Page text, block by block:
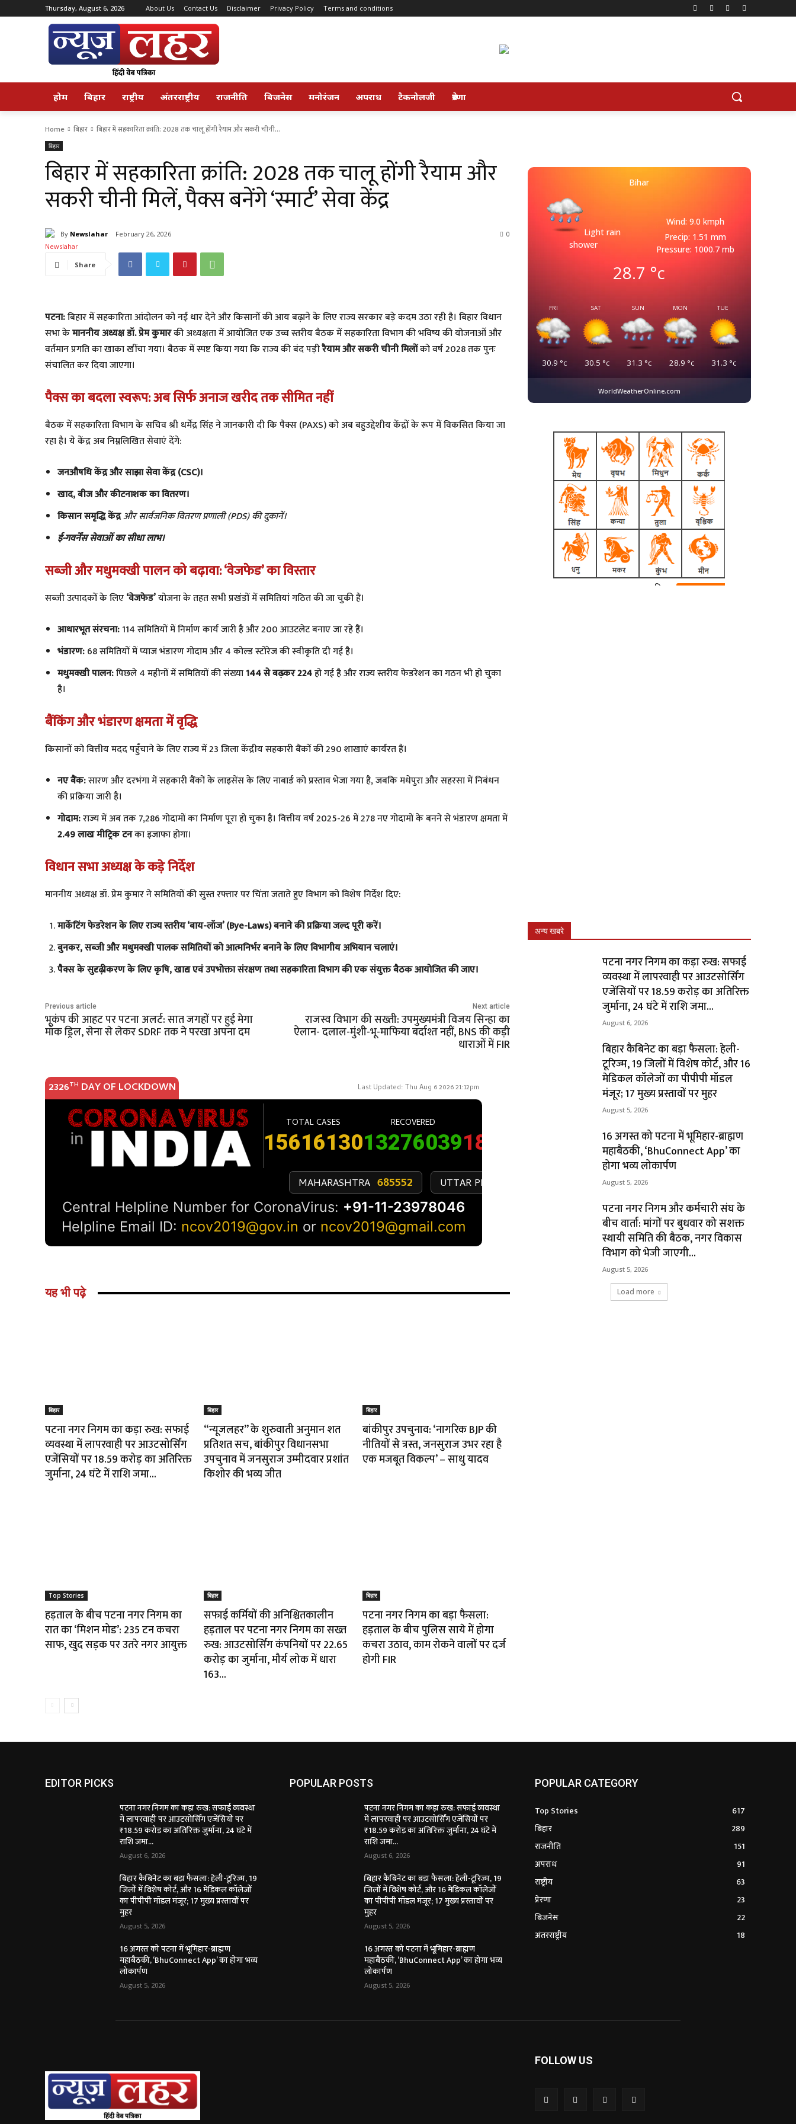
Thursday, August 6, 2026 About Us Contact Us Disclaimer Privacy Policy Terms and conditions
होम बिहार राष्ट्रीय अंतरराष्ट्रीय राजनीति बिजनेस मनोरंजन अपराध टैकनोलजी प्रेरणा
Home बिहार बिहार में सहकारिता क्रांति: 2028 तक चालू होंगी रैयाम और सकरी चीनी...
बिहार
बिहार में सहकारिता क्रांति: 2028 तक चालू होंगी रैयाम और
सकरी चीनी मिलें, पैक्स बनेंगे ‘स्मार्ट’ सेवा केंद्र
By Newslahar February 26, 2026 0
Share
पटना:बिहार में सहकारिता आंदोलन को नई धार देने और किसानों की आय बढ़ाने के लिए राज्य सरकार बड़े कदम उठा रही है। बिहार विधान
सभा केमाननीय अध्यक्ष डॉ. प्रेम कुमारकी अध्यक्षता में आयोजित एक उच्च स्तरीय बैठक में सहकारिता विभाग की भविष्य की योजनाओं और
वर्तमान प्रगति का खाका खींचा गया। बैठक में स्पष्ट किया गया कि राज्य की बंद पड़ीरैयाम और सकरी चीनी मिलोंको वर्ष 2028 तक पुनः
संचालित कर दिया जाएगा।
पैक्स का बदला स्वरूप: अब सिर्फ अनाज खरीद तक सीमित नहीं
​बैठक में सहकारिता विभाग के सचिव श्री धर्मेंद्र सिंह ने जानकारी दी कि पैक्स (PAXS) को अब बहुउद्देशीय केंद्रों के रूप में विकसित किया जा
रहा है। ये केंद्र अब निम्नलिखित सेवाएं देंगे:
जनऔषधि केंद्र और साझा सेवा केंद्र (CSC)।
खाद, बीज और कीटनाशक का वितरण।
किसान समृद्धि केंद्रऔर सार्वजनिक वितरण प्रणाली (PDS) की दुकानें।
​ई-गवर्नेंस सेवाओं का सीधा लाभ।
सब्जी और मधुमक्खी पालन को बढ़ावा: ‘वेजफेड’ का विस्तार
​सब्जी उत्पादकों के लिए‘वेजफेड’योजना के तहत सभी प्रखंडों में समितियां गठित की जा चुकी हैं।
आधारभूत संरचना:114 समितियों में निर्माण कार्य जारी है और 200 आउटलेट बनाए जा रहे हैं।
भंडारण:68 समितियों में प्याज भंडारण गोदाम और 4 कोल्ड स्टोरेज की स्वीकृति दी गई है।
मधुमक्खी पालन:पिछले 4 महीनों में समितियों की संख्या144 से बढ़कर 224हो गई है और राज्य स्तरीय फेडरेशन का गठन भी हो चुका
है।
बैंकिंग और भंडारण क्षमता में वृद्धि
​किसानों को वित्तीय मदद पहुँचाने के लिए राज्य में 23 जिला केंद्रीय सहकारी बैंकों की 290 शाखाएं कार्यरत हैं।
नए बैंक:सारण और दरभंगा में सहकारी बैंकों के लाइसेंस के लिए नाबार्ड को प्रस्ताव भेजा गया है, जबकि मधेपुरा और सहरसा में निबंधन
की प्रक्रिया जारी है।
गोदाम:राज्य में अब तक 7,286 गोदामों का निर्माण पूरा हो चुका है। वित्तीय वर्ष 2025-26 में 278 नए गोदामों के बनने से भंडारण क्षमता में
2.49 लाख मीट्रिक टनका इजाफा होगा।
विधान सभा अध्यक्ष के कड़े निर्देश
​माननीय अध्यक्ष डॉ. प्रेम कुमार ने समितियों की सुस्त रफ्तार पर चिंता जताते हुए विभाग को विशेष निर्देश दिए:
मार्केटिंग फेडरेशन के लिए राज्य स्तरीय ‘बाय-लॉज’ (Bye-Laws) बनाने की प्रक्रिया जल्द पूरी करें।
बुनकर, सब्जी और मधुमक्खी पालक समितियों को आत्मनिर्भर बनाने के लिए विभागीय अभियान चलाएं।
​पैक्स के सुदृढ़ीकरण के लिए कृषि, खाद्य एवं उपभोक्ता संरक्षण तथा सहकारिता विभाग की एक संयुक्त बैठक आयोजित की जाए।
Previous article
भूकंप की आहट पर पटना अलर्ट: सात जगहों पर हुई मेगा
मॉक ड्रिल, सेना से लेकर SDRF तक ने परखा अपना दम
Next article
राजस्व विभाग की सख्ती: उपमुख्यमंत्री विजय सिन्हा का
ऐलान- दलाल-मुंशी-भू-माफिया बर्दाश्त नहीं, BNS की कड़ी
धाराओं में FIR
यह भी पढ़े
बिहार
पटना नगर निगम का कड़ा रुख: सफाई
व्यवस्था में लापरवाही पर आउटसोर्सिंग
एजेंसियों पर ₹18.59 करोड़ का अतिरिक्त
जुर्माना, 24 घंटे में राशि जमा...
बिहार
“न्यूजलहर” के शुरुवाती अनुमान शत
प्रतिशत सच, बांकीपुर विधानसभा
उपचुनाव में जनसुराज उम्मीदवार प्रशांत
किशोर की भव्य जीत
बिहार
बांकीपुर उपचुनाव: ‘नागरिक BJP की
नीतियों से त्रस्त, जनसुराज उभर रहा है
एक मजबूत विकल्प’ – साधु यादव
Top Stories
हड़ताल के बीच पटना नगर निगम का
रात का ‘मिशन मोड’: 235 टन कचरा
साफ, खुद सड़क पर उतरे नगर आयुक्त
बिहार
सफाई कर्मियों की अनिश्चितकालीन
हड़ताल पर पटना नगर निगम का सख्त
रुख: आउटसोर्सिंग कंपनियों पर ₹22.65
करोड़ का जुर्माना, मौर्य लोक में धारा
163...
बिहार
पटना नगर निगम का बड़ा फैसला:
हड़ताल के बीच पुलिस साये में होगा
कचरा उठाव, काम रोकने वालों पर दर्ज
होगी FIR
Bihar
Light rain
shower
Wind: 9.0 kmph
Precip: 1.51 mm
Pressure: 1000.7 mb
28.7 °c
FRI
30.9 °c
SAT
30.5 °c
SUN
31.3 °c
MON
28.9 °c
TUE
31.3 °c
WorldWeatherOnline.com
अन्य खबरे
पटना नगर निगम का कड़ा रुख: सफाई
व्यवस्था में लापरवाही पर आउटसोर्सिंग
एजेंसियों पर ₹18.59 करोड़ का अतिरिक्त
जुर्माना, 24 घंटे में राशि जमा...
August 6, 2026
बिहार कैबिनेट का बड़ा फैसला: हेली-
टूरिज्म, 19 जिलों में विशेष कोर्ट, और 16
मेडिकल कॉलेजों का पीपीपी मॉडल
मंजूर; 17 मुख्य प्रस्तावों पर मुहर
August 5, 2026
16 अगस्त को पटना में भूमिहार-ब्राह्मण
महाबैठकी, ‘BhuConnect App’ का
होगा भव्य लोकार्पण
August 5, 2026
पटना नगर निगम और कर्मचारी संघ के
बीच वार्ता: मांगों पर बुधवार को सशक्त
स्थायी समिति की बैठक, नगर विकास
विभाग को भेजी जाएगी...
August 5, 2026
Load more
EDITOR PICKS
पटना नगर निगम का कड़ा रुख: सफाई व्यवस्था
में लापरवाही पर आउटसोर्सिंग एजेंसियों पर
₹18.59 करोड़ का अतिरिक्त जुर्माना, 24 घंटे में
राशि जमा...
August 6, 2026
बिहार कैबिनेट का बड़ा फैसला: हेली-टूरिज्म, 19
जिलों में विशेष कोर्ट, और 16 मेडिकल कॉलेजों
का पीपीपी मॉडल मंजूर; 17 मुख्य प्रस्तावों पर
मुहर
August 5, 2026
16 अगस्त को पटना में भूमिहार-ब्राह्मण
महाबैठकी, ‘BhuConnect App’ का होगा भव्य
लोकार्पण
August 5, 2026
POPULAR POSTS
पटना नगर निगम का कड़ा रुख: सफाई व्यवस्था
में लापरवाही पर आउटसोर्सिंग एजेंसियों पर
₹18.59 करोड़ का अतिरिक्त जुर्माना, 24 घंटे में
राशि जमा...
August 6, 2026
बिहार कैबिनेट का बड़ा फैसला: हेली-टूरिज्म, 19
जिलों में विशेष कोर्ट, और 16 मेडिकल कॉलेजों
का पीपीपी मॉडल मंजूर; 17 मुख्य प्रस्तावों पर
मुहर
August 5, 2026
16 अगस्त को पटना में भूमिहार-ब्राह्मण
महाबैठकी, ‘BhuConnect App’ का होगा भव्य
लोकार्पण
August 5, 2026
POPULAR CATEGORY
Top Stories
617
बिहार
289
राजनीति
151
अपराध
91
राष्ट्रीय
63
प्रेरणा
23
बिजनेस
22
अंतरराष्ट्रीय
18
FOLLOW US